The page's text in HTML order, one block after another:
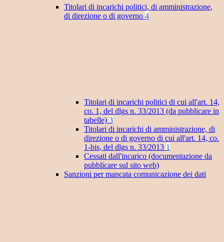
Titolari di incarichi politici, di amministrazione,
di direzione o di governo 4
Titolari di incarichi politici di cui all'art. 14,
co. 1, del dlgs n. 33/2013 (da pubblicare in
tabelle) 3
Titolari di incarichi di amministrazione, di
direzione o di governo di cui all'art. 14, co.
1-bis, del dlgs n. 33/2013 1
Cessati dall'incarico (documentazione da
pubblicare sul sito web)
Sanzioni per mancata comunicazione dei dati